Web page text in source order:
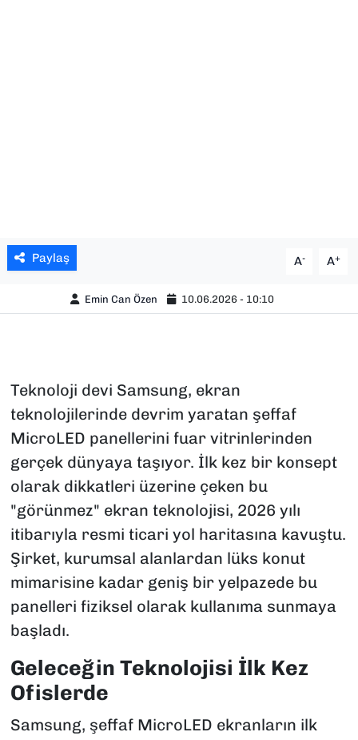
Paylaş A- A+
Emin Can Özen 10.06.2026 - 10:10
Teknoloji devi Samsung, ekran
teknolojilerinde devrim yaratan şeffaf
MicroLED panellerini fuar vitrinlerinden
gerçek dünyaya taşıyor. İlk kez bir konsept
olarak dikkatleri üzerine çeken bu
"görünmez" ekran teknolojisi, 2026 yılı
itibarıyla resmi ticari yol haritasına kavuştu.
Şirket, kurumsal alanlardan lüks konut
mimarisine kadar geniş bir yelpazede bu
panelleri fiziksel olarak kullanıma sunmaya
başladı.
Geleceğin Teknolojisi İlk Kez
Ofislerde
Samsung, şeffaf MicroLED ekranların ilk